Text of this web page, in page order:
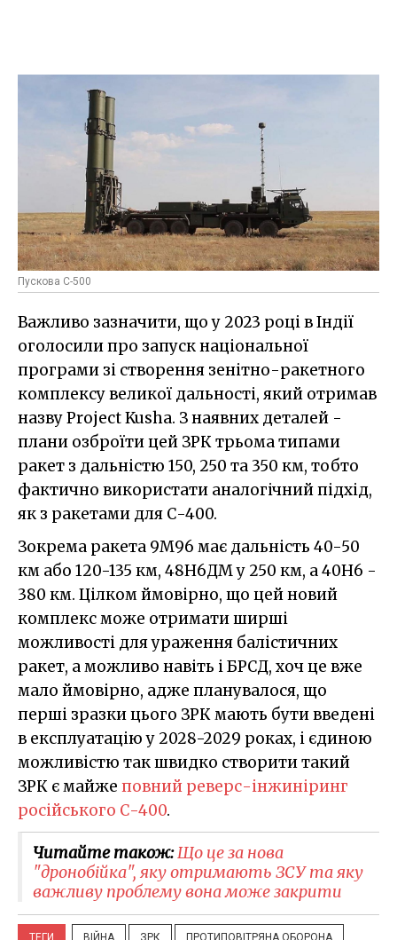
Пускова С-500
Важливо зазначити, що у 2023 році в Індії
оголосили про запуск національної
програми зі створення зенітно-ракетного
комплексу великої дальності, який отримав
назву Project Kusha. З наявних деталей -
плани озброїти цей ЗРК трьома типами
ракет з дальністю 150, 250 та 350 км, тобто
фактично використати аналогічний підхід,
як з ракетами для С-400.
Зокрема ракета 9М96 має дальність 40-50
км або 120-135 км, 48Н6ДМ у 250 км, а 40Н6 -
380 км. Цілком ймовірно, що цей новий
комплекс може отримати ширші
можливості для ураження балістичних
ракет, а можливо навіть і БРСД, хоч це вже
мало ймовірно, адже планувалося, що
перші зразки цього ЗРК мають бути введені
в експлуатацію у 2028-2029 роках, і єдиною
можливістю так швидко створити такий
ЗРК є майже повний реверс-інжиніринг
російського С-400.
Читайте також:Що це за нова
"дронобійка", яку отримають ЗСУ та яку
важливу проблему вона може закрити